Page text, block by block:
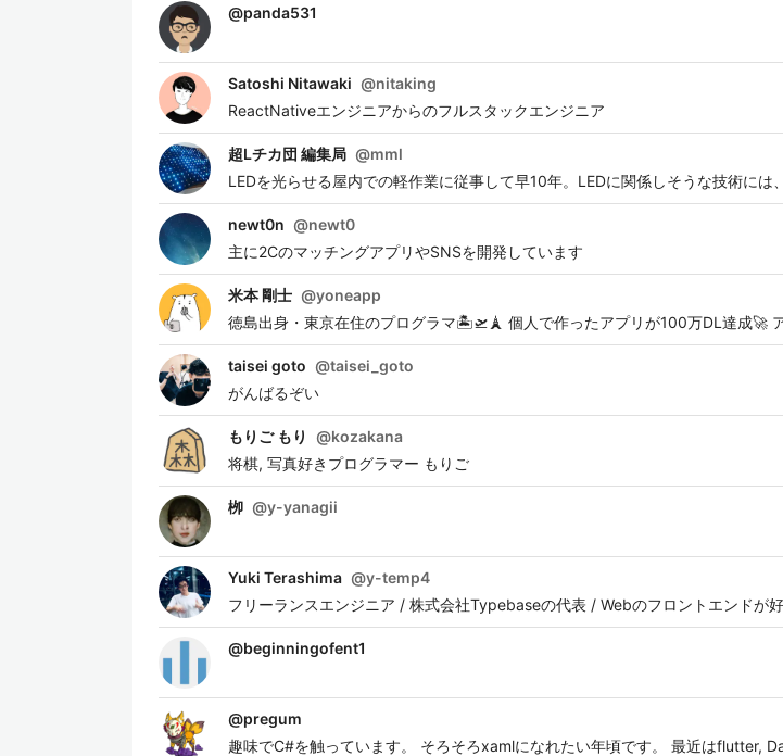
@panda531
Satoshi Nitawaki @nitaking
ReactNativeエンジニアからのフルスタックエンジニア
超Lチカ団 編集局 @mml
LEDを光らせる屋内での軽作業に従事して早10年。LEDに関係しそうな技術には
newt0n @newt0
主に2CのマッチングアプリやSNSを開発しています
米本 剛士 @yoneapp
徳島出身・東京在住のプログラマ🏝🛫🗼 個人で作ったアプリが100万DL達成🚀
taisei goto @taisei_goto
がんばるぞい
もりご もり @kozakana
将棋, 写真好きプログラマー もりご
栁 @y-yanagii
Yuki Terashima @y-temp4
フリーランスエンジニア / 株式会社Typebaseの代表 / Webのフロントエンドが
@beginningofent1
@pregum
趣味でC#を触っています。 そろそろxamlになれたい年頃です。 最近はflutter,